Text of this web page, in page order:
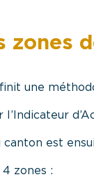
zones
une
l’Indicateur
canton est
zones :